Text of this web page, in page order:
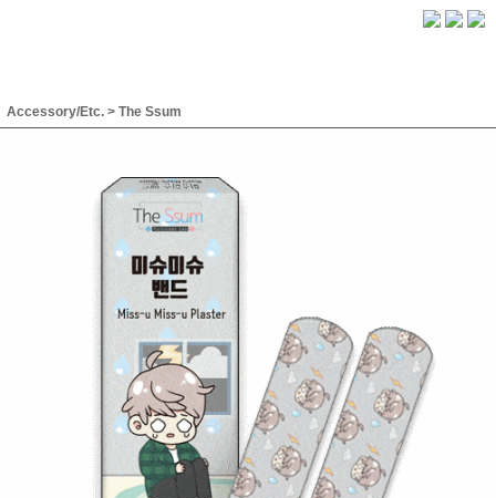
Accessory/Etc. > The Ssum